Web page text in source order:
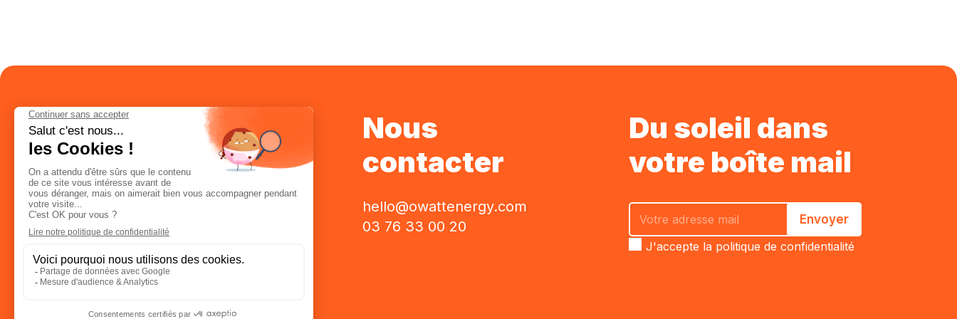
Nous
contacter
hello@owattenergy.com
03 76 33 00 20
Du soleil dans
votre boîte mail
J'accepte la politique de confidentialité